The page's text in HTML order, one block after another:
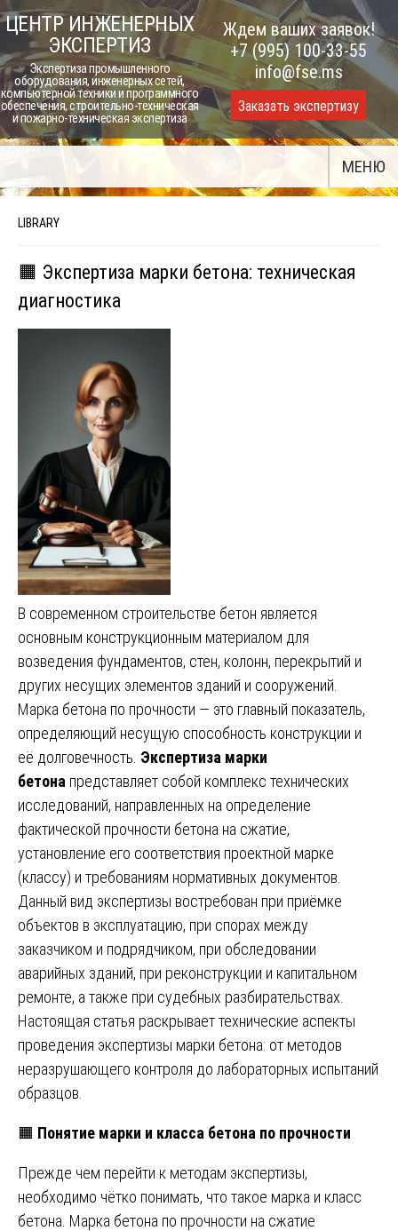
Skip
to
content
ЦЕНТР ИНЖЕНЕРНЫХ
ЭКСПЕРТИЗ
Экспертиза промышленного
оборудования, инженерных сетей,
компьютерной техники и программного
обеспечения, строительно-техническая
и пожарно-техническая экспертиза
Ждем ваших заявок!
+7 (995) 100-33-55
info@fse.ms
Заказать экспертизу
МЕНЮ
LIBRARY
🟧 Экспертиза марки бетона: техническая
диагностика
В современном строительстве бетон является
основным конструкционным материалом для
возведения фундаментов, стен, колонн, перекрытий и
других несущих элементов зданий и сооружений.
Марка бетона по прочности — это главный показатель,
определяющий несущую способность конструкции и
её долговечность. Экспертиза марки
бетона представляет собой комплекс технических
исследований, направленных на определение
фактической прочности бетона на сжатие,
установление его соответствия проектной марке
(классу) и требованиям нормативных документов.
Данный вид экспертизы востребован при приёмке
объектов в эксплуатацию, при спорах между
заказчиком и подрядчиком, при обследовании
аварийных зданий, при реконструкции и капитальном
ремонте, а также при судебных разбирательствах.
Настоящая статья раскрывает технические аспекты
проведения экспертизы марки бетона: от методов
неразрушающего контроля до лабораторных испытаний
образцов.
🟧 Понятие марки и класса бетона по прочности
Прежде чем перейти к методам экспертизы,
необходимо чётко понимать, что такое марка и класс
бетона. Марка бетона по прочности на сжатие